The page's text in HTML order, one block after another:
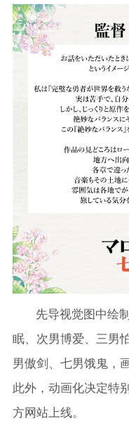
先导视觉图中绘
眠、次男博爱、三男
男傲剑、七男饿鬼，
此外，动画化决定特
方网站上线。